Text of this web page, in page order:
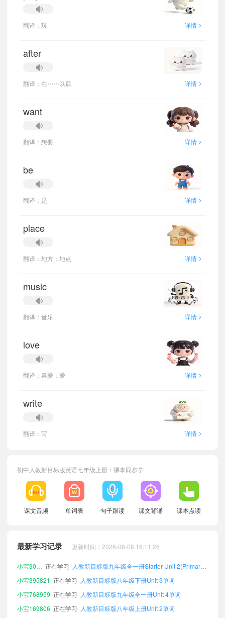
翻译：玩 详情 >
after
翻译：在⋯⋯以后 详情 >
want
翻译：想要 详情 >
be
翻译：是 详情 >
place
翻译：地方；地点 详情 >
music
翻译：音乐 详情 >
love
翻译：喜爱；爱 详情 >
write
翻译：写 详情 >
初中人教新目标版英语七年级上册：课本同步学
课文音频 单词表 句子跟读 课文背诵 课本点读
最新学习记录 更新时间：2026-08-08 16:11:26
小宝188074 正在学习 人教新目标版八年级下册Unit 1单词
小宝304717
正在学习 人教新目标版七年级下册Starter Unit 3单词
小宝509210
正在学习
人教新目标版七年级下册Unit 3单词
小宝511070
正在学习
人教新目标版八年级下册Unit 4(Primary Vocabulary)单词
小宝739636
正在学习
小宝307635 正在学习
人教新目标版九年级全一册Starter Unit 2(Primary Vocabulary)单词
小宝395821 正在学习 人教新目标版八年级下册Unit 3单词
小宝768959 正在学习 人教新目标版九年级全一册Unit 4单词
小宝169806 正在学习 人教新目标版八年级上册Unit 2单词